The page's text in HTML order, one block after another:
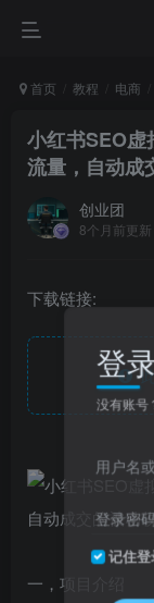
首页 教程 电商
小红书SEO
流量，自动成
创业团
8个月前更新
下载链接:
此
一，项目介绍
登
没有账号
用户名
登录密
记住登